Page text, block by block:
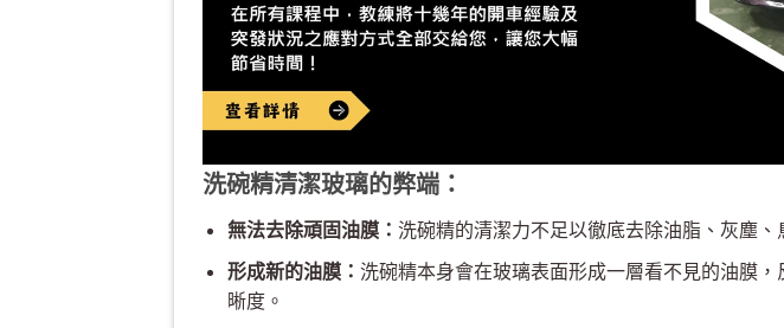
洗碗精清潔玻璃的弊端：
無法去除頑固油膜： 洗碗精的清潔力不足以徹底去除油脂、灰塵、
形成新的油膜： 洗碗精本身會在玻璃表面形成一層看不見的油膜
晰度。